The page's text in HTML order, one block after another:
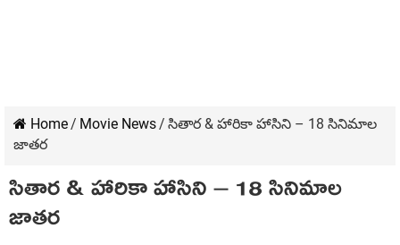
Home/ Movie News/ సితార & హారికా హాసిని – 18 సినిమాల
జాతర
సితార & హారికా హాసిని – 18 సినిమాల
జాతర